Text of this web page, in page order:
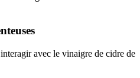
avec le vinaigre de cidre de